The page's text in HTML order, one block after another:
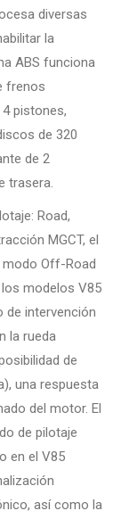
diversas
la
ABS funciona
frenos
pistones,
de 320
de 2
trasera.
Road,
MGCT, el
modo Off-Road
modelos V85
de intervención
la rueda
de
una respuesta
del motor. El
de pilotaje
en el V85
así como la